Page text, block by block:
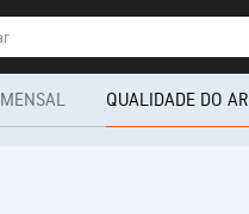
MENSAL QUALIDADE DO AR